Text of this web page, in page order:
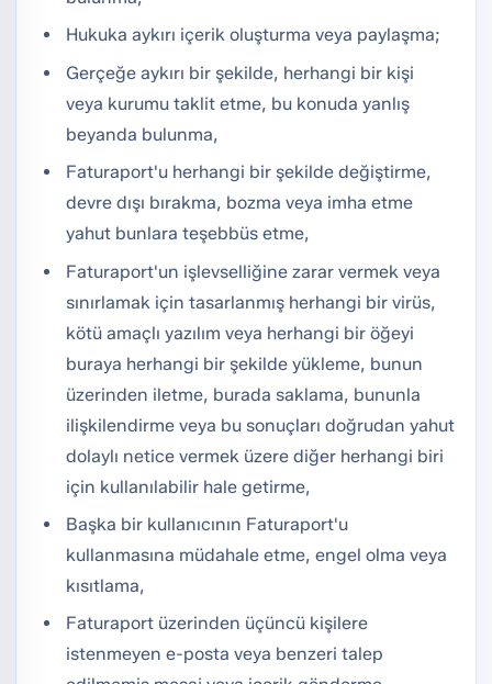
Hukuka aykırı içerik oluşturma veya paylaşma;
Gerçeğe aykırı bir şekilde, herhangi bir kişi
veya kurumu taklit etme, bu konuda yanlış
beyanda bulunma,
Faturaport'u herhangi bir şekilde değiştirme,
devre dışı bırakma, bozma veya imha etme
yahut bunlara teşebbüs etme,
Faturaport'un işlevselliğine zarar vermek veya
sınırlamak için tasarlanmış herhangi bir virüs,
kötü amaçlı yazılım veya herhangi bir öğeyi
buraya herhangi bir şekilde yükleme, bunun
üzerinden iletme, burada saklama, bununla
ilişkilendirme veya bu sonuçları doğrudan yahut
dolaylı netice vermek üzere diğer herhangi biri
için kullanılabilir hale getirme,
Başka bir kullanıcının Faturaport'u
kullanmasına müdahale etme, engel olma veya
kısıtlama,
Faturaport üzerinden üçüncü kişilere
istenmeyen e-posta veya benzeri talep